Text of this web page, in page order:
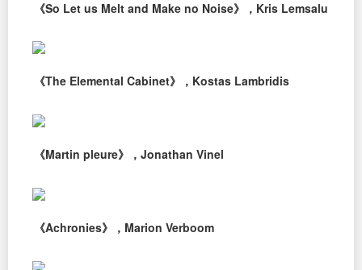
《So Let us Melt and Make no Noise》，Kris Lemsalu
《The Elemental Cabinet》，Kostas Lambridis
《Martin pleure》，Jonathan Vinel
《Achronies》，Marion Verboom